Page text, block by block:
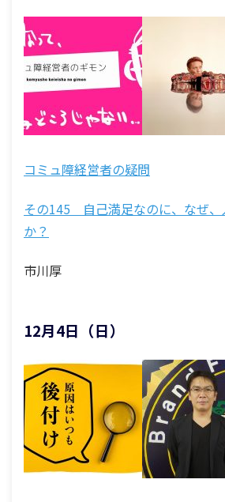
コミュ障経営者の疑問
その145 自己満足なのに、なぜ、
か？
市川厚
12月4日（日）